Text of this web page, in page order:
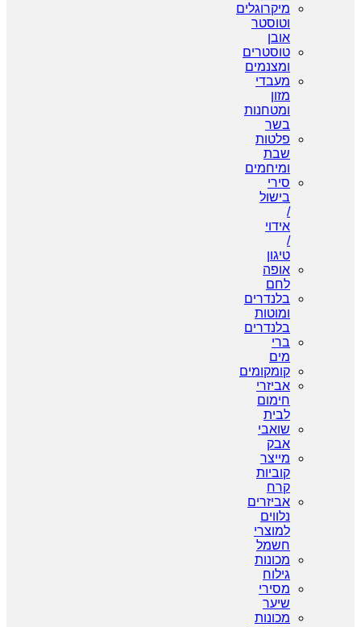
מיקרוגלים
וטוסטר
אובן
טוסטרים
ומצנמים
מעבדי
מזון
ומטחנות
בשר
פלטות
שבת
ומיחמים
סירי
בישול
/
אידוי
/
טיגון
אופה
לחם
בלנדרים
ומוטות
בלנדרים
ברי
מים
קומקומים
אביזרי
חימום
לבית
שואבי
אבק
מייצר
קוביות
קרח
אביזרים
נלווים
למוצרי
חשמל
מכונות
גילוח
מסירי
שיער
מכונות